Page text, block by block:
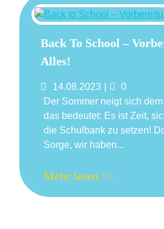
Back To School –
Alles!
Posted
on
14.08.2023 Comments
0
Der Sommer neigt sich
das bedeutet: Es ist Zeit,
die Schulbank zu setzen!
Sorge, wir haben...
Mehr lesen >>